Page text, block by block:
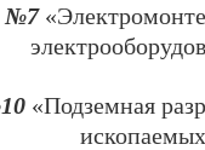
№7
«Подземная